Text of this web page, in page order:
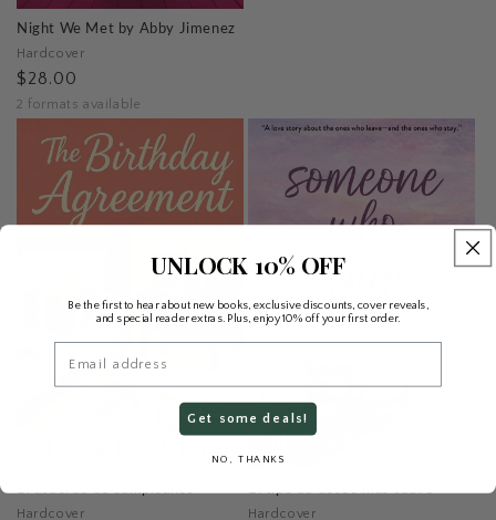
Night We Met by Abby Jimenez
Hardcover
$28.00
2 formats available
El acuerdo de cumpleaños
Hardcover
El tipo de deseo más suave
Hardcover
UNLOCK 10% OFF
Be the first to hear about new books, exclusive discounts, cover reveals,
and special reader extras. Plus, enjoy 10% off your first order.
Email
Get some deals!
NO, THANKS